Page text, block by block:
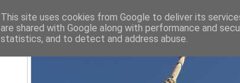
This site uses cookies from Google to deliver its
are shared with Google along with performance and
statistics, and to detect and address abuse.